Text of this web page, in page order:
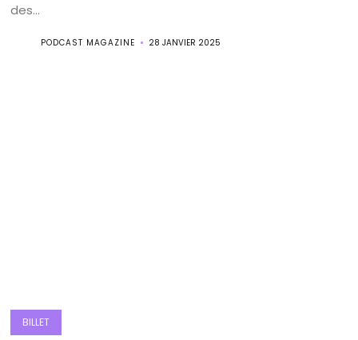
des...
PODCAST MAGAZINE 28 JANVIER 2025
BILLET